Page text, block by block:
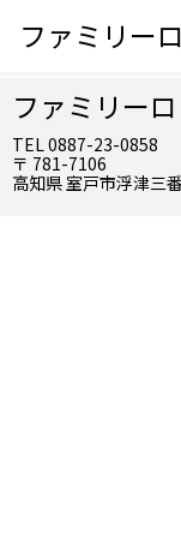
ファミリー
ファミリー
TEL 0887-23-0858
〒 781-7106
高知県 室戸市浮津三